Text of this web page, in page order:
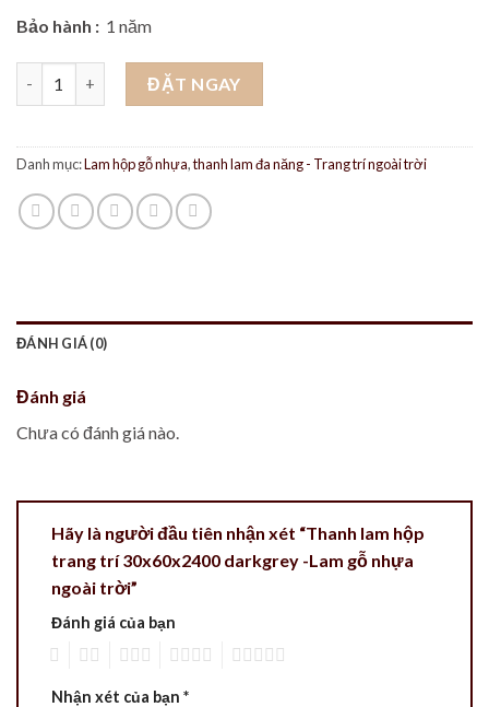
Bảo hành : 1 năm
Thanh lam hộp trang trí 30x60x2400 darkgrey -Lam gỗ nhựa
ĐẶT NGAY
Danh mục:Lam hộp gỗ nhựa,thanh lam đa năng - Trang trí ngoài trời
ĐÁNH GIÁ (0)
Đánh giá
Chưa có đánh giá nào.
Hãy là người đầu tiên nhận xét “Thanh lam hộp
trang trí 30x60x2400 darkgrey -Lam gỗ nhựa
ngoài trời”
Đánh giá của bạn
Nhận xét của bạn *